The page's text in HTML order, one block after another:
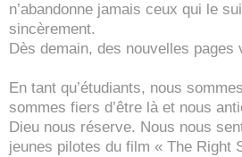
n’abandonne jamais ceux qui le
sincèrement.
Dès demain, des nouvelles pages
En tant qu’étudiants, nous
sommes fiers d’être là et nous
Dieu nous réserve. Nous nous
jeunes pilotes du film « The Right